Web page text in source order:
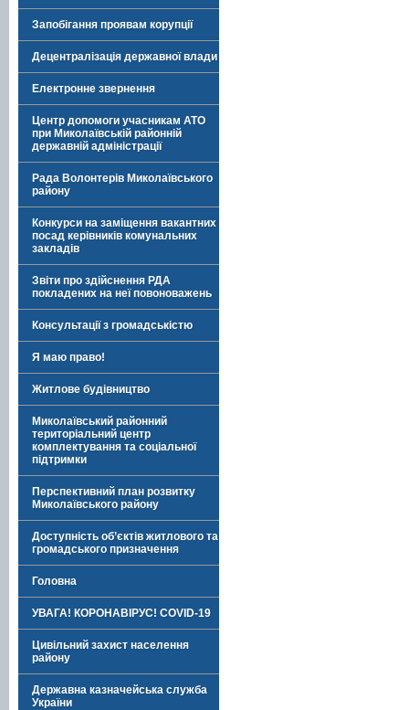
Запобігання проявам корупції
Децентралізація державної влади
Електронне звернення
Центр допомоги учасникам АТО
при Миколаївській районній
державній адміністрації
Рада Волонтерів Миколаївського
району
Конкурси на заміщення вакантних
посад керівників комунальних
закладів
Звіти про здійснення РДА
покладених на неї повоноважень
Консультації з громадськістю
Я маю право!
Житлове будівництво
Миколаївський районний
територіальний центр
комплектування та соціальної
підтримки
Перспективний план розвитку
Миколаївського району
Доступність об’єктів житлового та
громадського призначення
Головна
УВАГА! КОРОНАВІРУС! COVID-19
Цивільний захист населення
району
Державна казначейська служба
України